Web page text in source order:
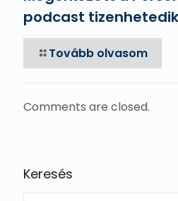
podcast
Tovább olvasom
Comments are closed.
Keresés